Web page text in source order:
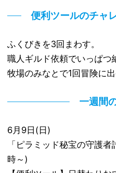
便利ツールのチャ
ふくびきを3回まわす。
職人ギルド依頼でいっぱつ
牧場のみなとで1回冒険に出
一週間
6月9日(日)
「ピラミッド秘宝の守護
時～)